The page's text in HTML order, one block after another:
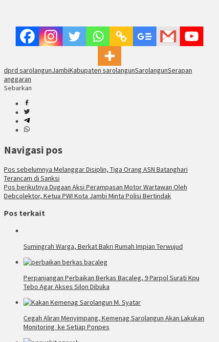
dprd sarolangunJambiKabupaten sarolangunSarolangunSerapan
anggaran
Sebarkan
Navigasi pos
Pos sebelumnya Melanggar Disiplin, Tiga Orang ASN Batanghari
Terancam di Sanksi
Pos berikutnya Dugaan Aksi Perampasan Motor Wartawan Oleh
Debcolektor, Ketua PWI Kota Jambi Minta Polisi Bertindak
Pos terkait
Sumingrah Warga, Berkat Bakri Rumah Impian Terwujud
Perpanjangan Perbaikan Berkas Bacaleg, 9 Parpol Surati Kpu
Tebo Agar Akses Silon Dibuka
Cegah Aliran Menyimpang, Kemenag Sarolangun Akan Lakukan
Monitoring ke Setiap Ponpes